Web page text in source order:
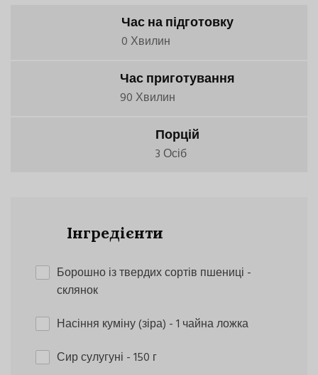
Час на підготовку
0 Хвилин
Час приготування
90 Хвилин
Порцій
3 Осіб
Інгредієнти
Борошно із твердих сортів пшениці -
склянок
Насіння куміну (зіра) - 1 чайна ложка
Сир сулугуні - 150 г